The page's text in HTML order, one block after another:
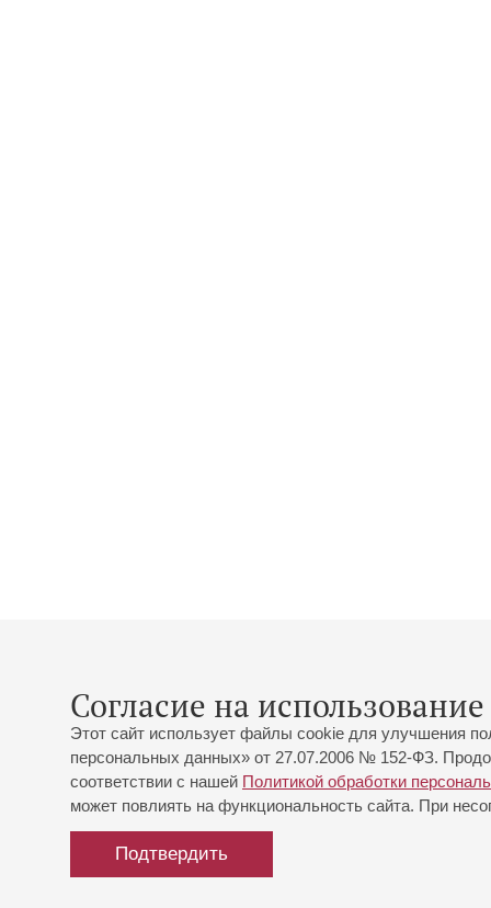
Согласие на
Этот сайт использует файлы cookie для улучшения
персональных данных» от 27.07.2006 № 152-ФЗ.
соответствии с нашей Политикой обработки
может повлиять на функциональность сайта. При
Подтвердить